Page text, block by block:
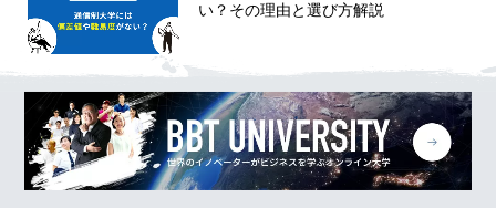
い？その理由と選び方解説